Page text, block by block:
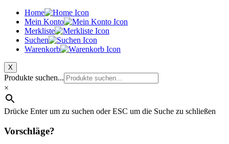
Home
Mein Konto
Merkliste
Suchen
Warenkorb
X
Produkte suchen...
×
Drücke Enter um zu suchen oder ESC um die Suche zu schließen
Vorschläge?